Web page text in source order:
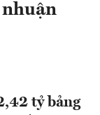
tỷ bảng